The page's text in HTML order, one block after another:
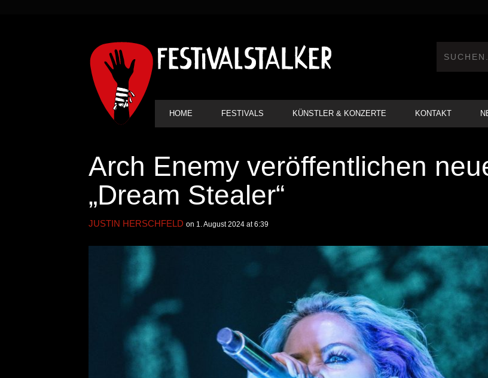
HAUPT-
NAVIGATION
HOME FESTIVALS KÜNSTLER & KONZERTE KONTAKT
Arch Enemy veröffentlichen
„Dream Stealer“
JUSTIN HERSCHFELD on 1. August 2024 at 6:39